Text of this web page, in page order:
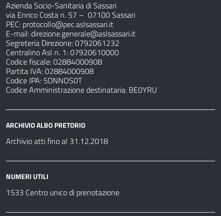
Azienda Socio-Sanitaria di Sassari
via Enrico Costa n. 57 – 07100 Sassari
PEC: protocollo@pec.aslsassari.it
E-mail:direzione.generale@aslsassari.it
Segreteria Direzione: 0792061232
Centralino Asl n. 1: 07920610000
Codice fiscale: 02884000908
Partita IVA: 02884000908
Codice IPA: 5DNNOS0T
Codice Amministrazione destinataria: BE0YRU
ARCHIVIO ALBO PRETORIO
Archivio atti fino al 31.12.2018
NUMERI UTILI
1533 Centro unico di prenotazione